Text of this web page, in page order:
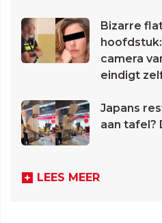
Bizarre
camera
eindigt
Japans
aan tafel?
LEES MEER